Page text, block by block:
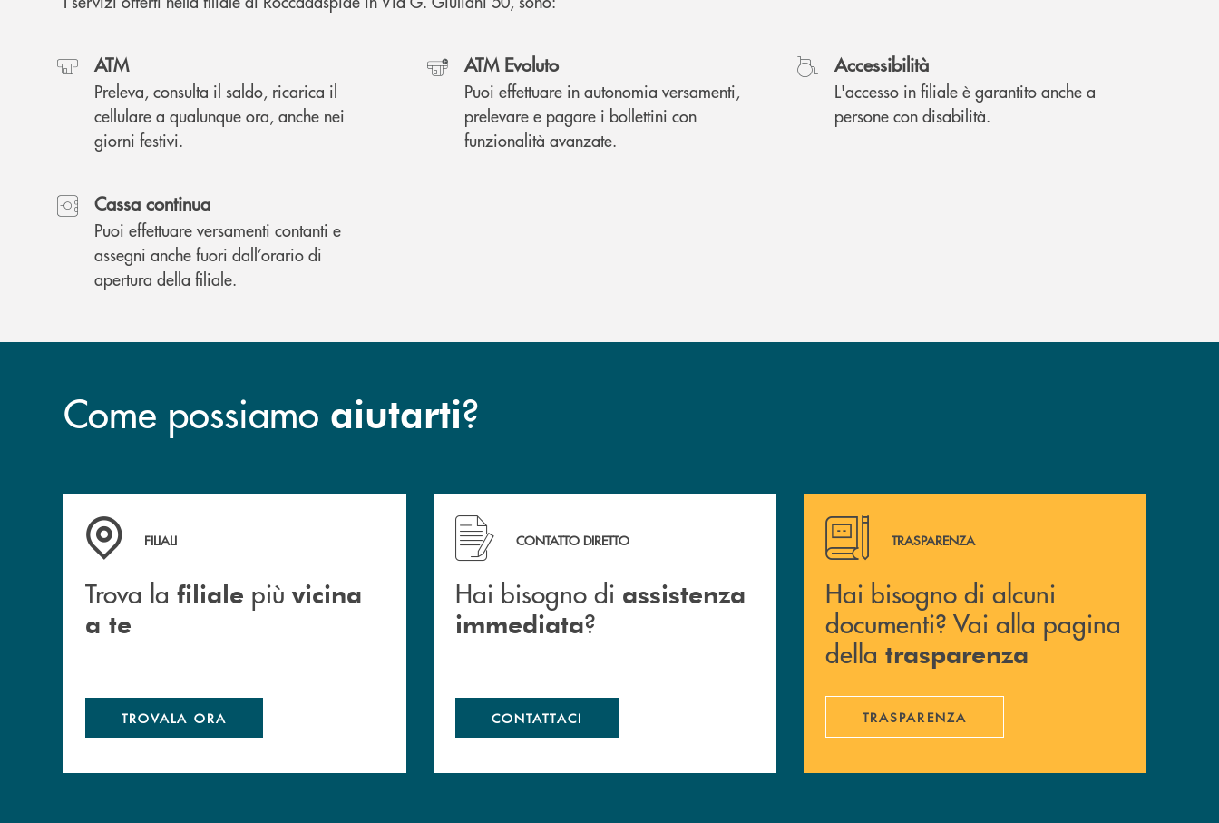
ATM
Preleva, consulta il saldo, ricarica il
cellulare a qualunque ora, anche nei
giorni festivi.
ATM Evoluto
Puoi effettuare in autonomia versamenti,
prelevare e pagare i bollettini con
funzionalità avanzate.
Accessibilità
L'accesso in filiale è garantito anche a
persone con disabilità.
Cassa continua
Puoi effettuare versamenti contanti e
assegni anche fuori dall’orario di
apertura della filiale.
Come possiamo aiutarti?
Trova la filiale più vicina a te
FILIALI
Trova la filiale più vicina
a te
TROVALA ORA
Hai bisogno di assistenza immediata ?
CONTATTO DIRETTO
Hai bisogno di assistenza
immediata?
CONTATTACI
Hai bisogno di alcuni documenti? Vai alla pagina della
TRASPARENZA
Hai bisogno di alcuni
documenti? Vai alla pagina
della trasparenza
TRASPARENZA